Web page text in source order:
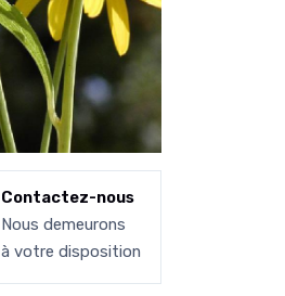
Contactez-nous
Nous demeurons
à votre disposition